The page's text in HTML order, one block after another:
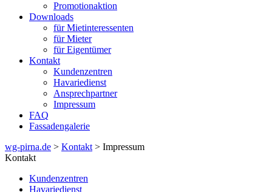
Promotionaktion
Downloads
für Mietinteressenten
für Mieter
für Eigentümer
Kontakt
Kundenzentren
Havariedienst
Ansprechpartner
Impressum
FAQ
Fassadengalerie
wg-pirna.de > Kontakt > Impressum
Kontakt
Kundenzentren
Havariedienst